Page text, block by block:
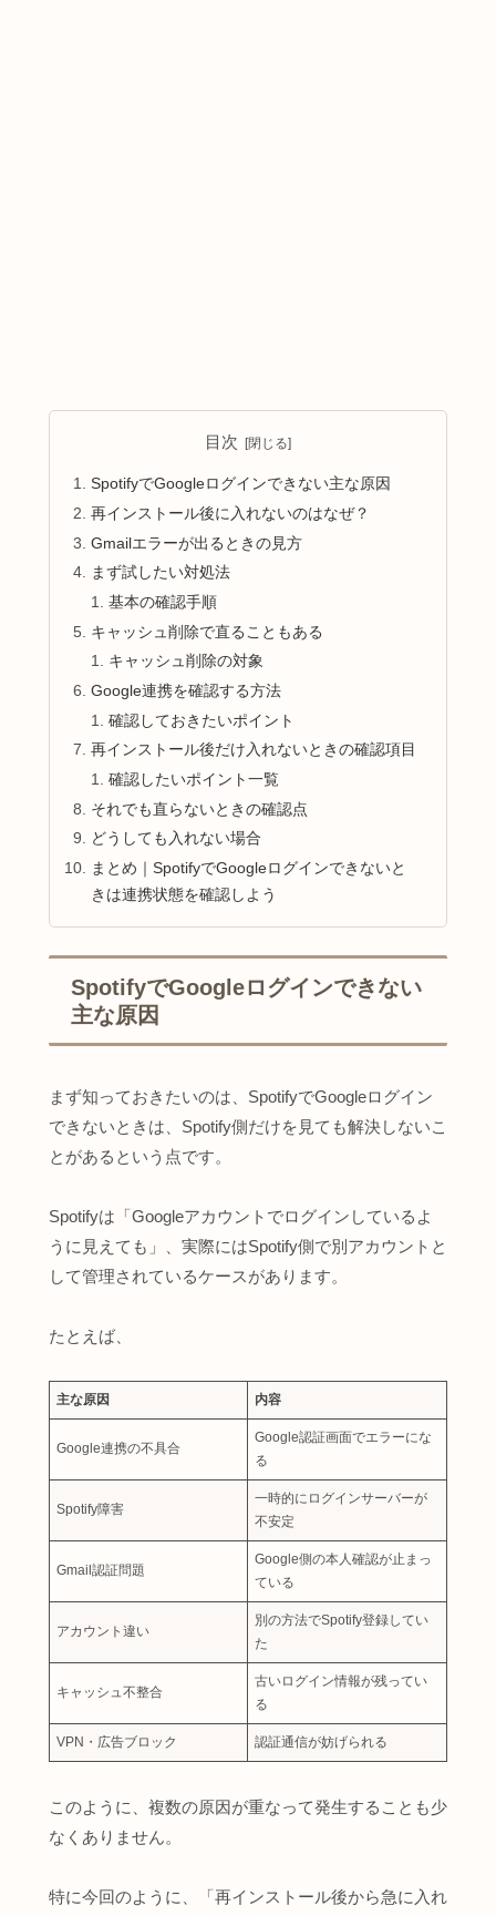
目次
SpotifyでGoogleログインできない主な原因
再インストール後に入れないのはなぜ？
Gmailエラーが出るときの見方
まず試したい対処法
基本の確認手順
キャッシュ削除で直ることもある
キャッシュ削除の対象
Google連携を確認する方法
確認しておきたいポイント
再インストール後だけ入れないときの確認項目
確認したいポイント一覧
それでも直らないときの確認点
どうしても入れない場合
まとめ｜SpotifyでGoogleログインできないと
きは連携状態を確認しよう
SpotifyでGoogleログインできない
主な原因
まず知っておきたいのは、SpotifyでGoogleログイン
できないときは、Spotify側だけを見ても解決しないこ
とがあるという点です。
Spotifyは「Googleアカウントでログインしているよ
うに見えても」、実際にはSpotify側で別アカウントと
して管理されているケースがあります。
たとえば、
主な原因 内容
Google連携の不具合
Google認証画面でエラーにな
る
Spotify障害
一時的にログインサーバーが
不安定
Gmail認証問題
Google側の本人確認が止まっ
ている
アカウント違い
別の方法でSpotify登録してい
た
キャッシュ不整合
古いログイン情報が残ってい
る
VPN・広告ブロック 認証通信が妨げられる
このように、複数の原因が重なって発生することも少
なくありません。
特に今回のように、「再インストール後から急に入れ